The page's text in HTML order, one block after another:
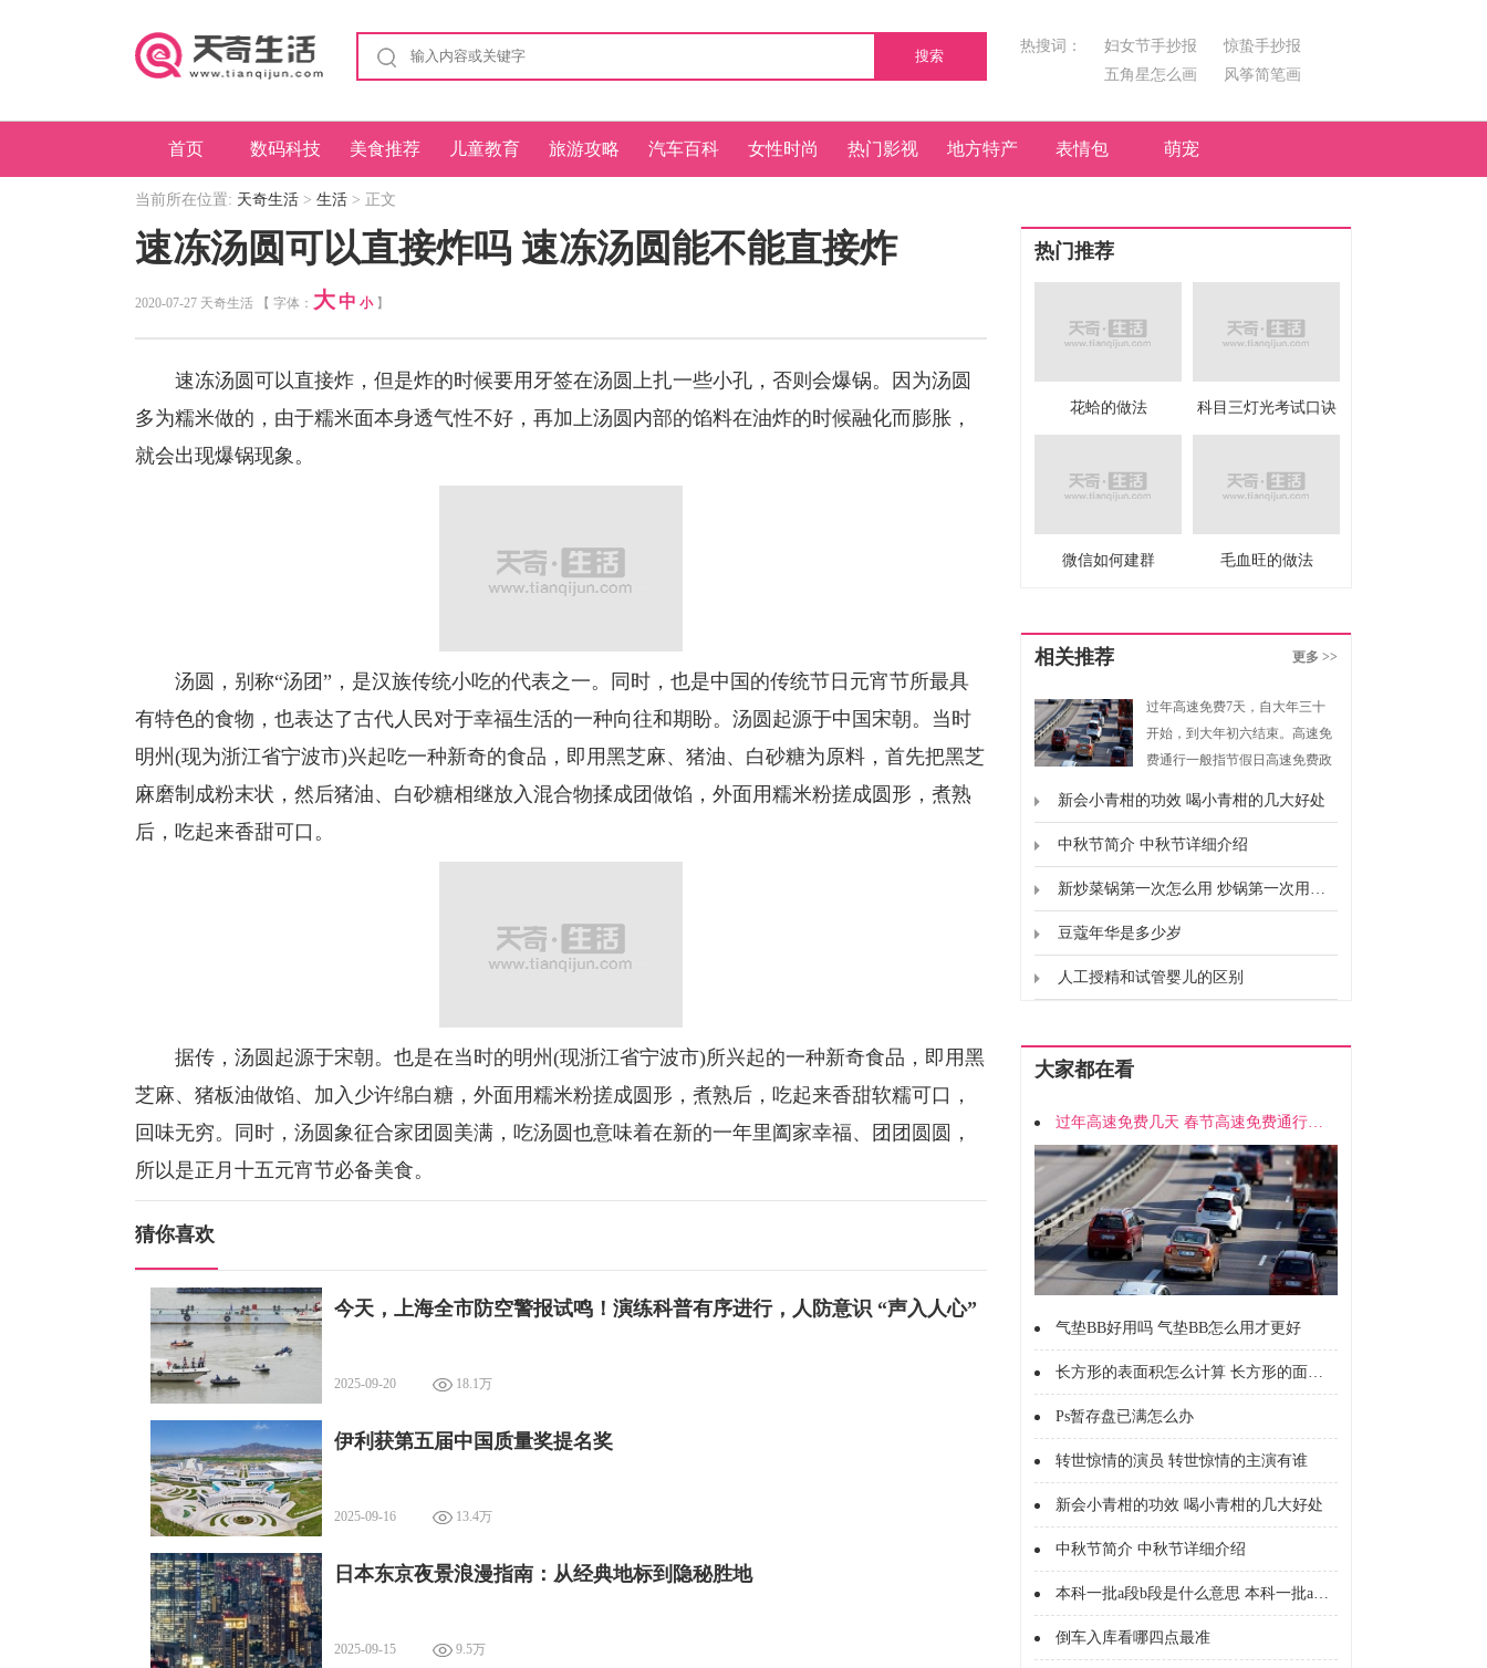
搜索
热搜词： 妇女节手抄报
惊蛰手抄报
五角星怎么画
风筝简笔画
首页 数码科技 美食推荐 儿童教育 旅游攻略 汽车百科 女性时尚 热门影视 地方特产 表情包 萌宠
当前所在位置: 天奇生活 > 生活 > 正文
速冻汤圆可以直接炸吗 速冻汤圆能不能直接炸
2020-07-27 天奇生活 【 字体： 大 中 小】
速冻汤圆可以直接炸，但是炸的时候要用牙签在汤圆上扎一些小孔，否则会爆锅。因为汤圆
多为糯米做的，由于糯米面本身透气性不好，再加上汤圆内部的馅料在油炸的时候融化而膨胀，
就会出现爆锅现象。
汤圆，别称“汤团”，是汉族传统小吃的代表之一。同时，也是中国的传统节日元宵节所最具
有特色的食物，也表达了古代人民对于幸福生活的一种向往和期盼。汤圆起源于中国宋朝。当时
明州(现为浙江省宁波市)兴起吃一种新奇的食品，即用黑芝麻、猪油、白砂糖为原料，首先把黑芝
麻磨制成粉末状，然后猪油、白砂糖相继放入混合物揉成团做馅，外面用糯米粉搓成圆形，煮熟
后，吃起来香甜可口。
据传，汤圆起源于宋朝。也是在当时的明州(现浙江省宁波市)所兴起的一种新奇食品，即用黑
芝麻、猪板油做馅、加入少许绵白糖，外面用糯米粉搓成圆形，煮熟后，吃起来香甜软糯可口，
回味无穷。同时，汤圆象征合家团圆美满，吃汤圆也意味着在新的一年里阖家幸福、团团圆圆，
所以是正月十五元宵节必备美食。
猜你喜欢
今天，上海全市防空警报试鸣！演练科普有序进行，人防意识 “声入人心”
2025-09-20 18.1万
伊利获第五届中国质量奖提名奖
2025-09-16 13.4万
日本东京夜景浪漫指南：从经典地标到隐秘胜地
2025-09-15 9.5万
热门推荐
花蛤的做法 科目三灯光考试口诀
微信如何建群 毛血旺的做法
相关推荐 更多 >>
过年高速免费7天，自大年三十
开始，到大年初六结束。高速免
费通行一般指节假日高速免费政
假日免收小型客车通行费实施方
案》规定，高速免费通行的时间
为春节、清明节、劳动节、国庆
上述法定节假日连休日。
新会小青柑的功效 喝小青柑的几大好处
中秋节简介 中秋节详细介绍
新炒菜锅第一次怎么用 炒锅第一次用要怎么弄
豆蔻年华是多少岁
人工授精和试管婴儿的区别
大家都在看
过年高速免费几天 春节高速免费通行时间
气垫BB好用吗 气垫BB怎么用才更好
长方形的表面积怎么计算 长方形的面积怎么计算的
Ps暂存盘已满怎么办
转世惊情的演员 转世惊情的主演有谁
新会小青柑的功效 喝小青柑的几大好处
中秋节简介 中秋节详细介绍
本科一批a段b段是什么意思 本科一批a段b段什么意思
倒车入库看哪四点最准